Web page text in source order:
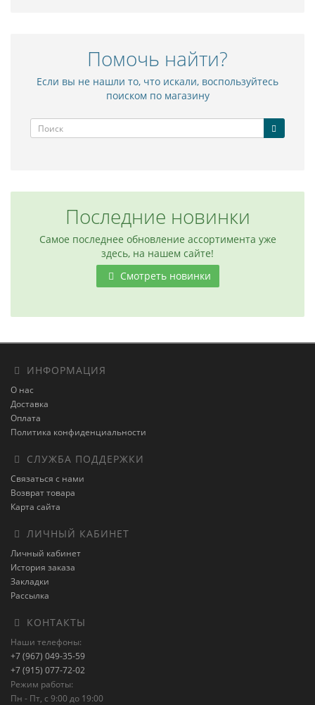
Помочь найти?
Если вы не нашли то, что искали, воспользуйтесь
поиском по магазину
Последние новинки
Самое последнее обновление ассортимента уже
здесь, на нашем сайте!
Смотреть новинки
ИНФОРМАЦИЯ
О нас
Доставка
Оплата
Политика конфиденциальности
СЛУЖБА ПОДДЕРЖКИ
Связаться с нами
Возврат товара
Карта сайта
ЛИЧНЫЙ КАБИНЕТ
Личный кабинет
История заказа
Закладки
Рассылка
КОНТАКТЫ
Наши телефоны:
+7 (967) 049-35-59
+7 (915) 077-72-02
Режим работы:
Пн - Пт, с 9:00 до 19:00